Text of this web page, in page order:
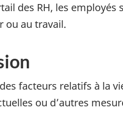
des RH, les
ou au travail.
facteurs relatifs à la
ou d’autres